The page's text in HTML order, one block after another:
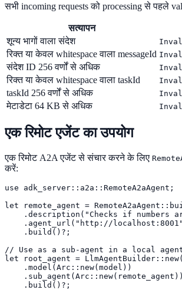
सभी incoming requests को processing से पहले
सत्यापन
शून्य भागों वाला संदेश
रिक्त या केवल whitespace वाला messageId
संदेश ID 256 वर्णों से अधिक
रिक्त या केवल whitespace वाला taskId
taskId 256 वर्णों से अधिक
मेटाडेटा 64 KB से अधिक
एक रिमोट एजेंट का उपयोग
एक रिमोट A2A एजेंट से संचार करने के लिए
करें:
use adk_server::a2a::RemoteA2aAgent;
let remote_agent =
.description("Checks if numbers
.agent_url("http://
    .build()?;
// Use as a sub-agent in a local
let root_agent =
    .model(Arc::new(model))
    .sub_agent(Arc::new(remote_agent))
    .build()?;